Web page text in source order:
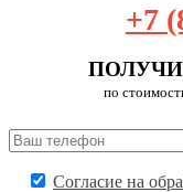
+7
по
Согласие на